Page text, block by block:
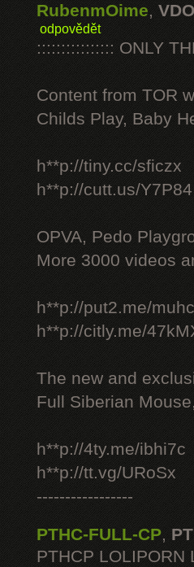
RubenmOime,
odpovědět
:::::::::::::::: ONLY
Content from TOR
Childs Play, Baby
h**p://tiny.cc/sficzx
h**p://cutt.us/Y7P84
OPVA, Pedo
More 3000 videos
h**p://put2.me/
h**p://citly.me/
The new and
Full Siberian
h**p://4ty.me/ibhi7c
h**p://tt.vg/URoSx
-----------------
PTHC-FULL-CP,
PTHCP LOLIPORN